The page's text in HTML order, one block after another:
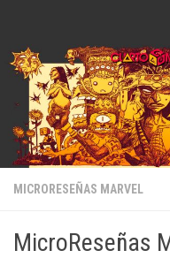
MICRORESEÑAS MARVEL
MicroReseñas